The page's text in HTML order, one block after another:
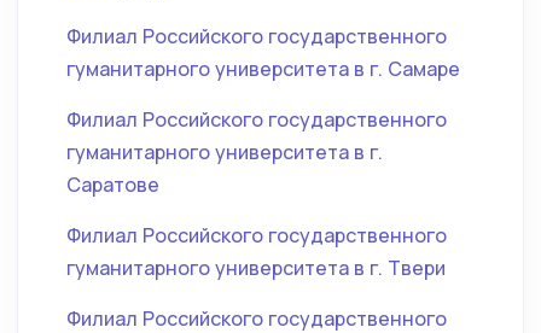
Филиал Российского государственного
гуманитарного университета в г. Самаре
Филиал Российского государственного
гуманитарного университета в г.
Саратове
Филиал Российского государственного
гуманитарного университета в г. Твери
Филиал Российского государственного